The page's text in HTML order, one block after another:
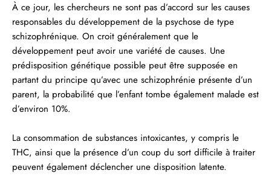
À ce jour, les chercheurs ne sont pas d’accord sur les causes
responsables du développement de la psychose de type
schizophrénique. On croit généralement que le
développement peut avoir une variété de causes. Une
prédisposition génétique possible peut être supposée en
partant du principe qu’avec une schizophrénie présente d’un
parent, la probabilité que l’enfant tombe également malade est
d’environ 10%.
La consommation de substances intoxicantes, y compris le
THC, ainsi que la présence d’un coup du sort difficile à traiter
peuvent également déclencher une disposition latente.